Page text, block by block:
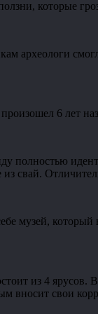
которые
археологи
6 лет
полностью
свай.
музей,
из 4
вносит свои